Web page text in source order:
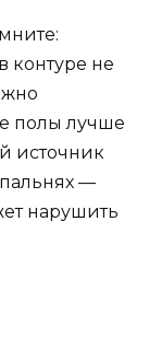
контуре не
полы лучше
источник
—
нарушить